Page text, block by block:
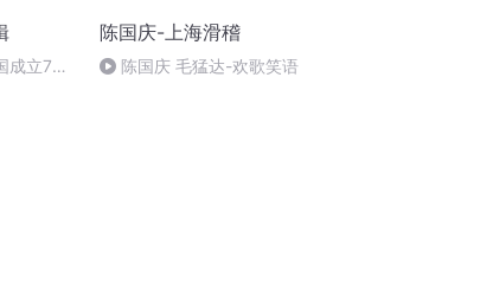
成立73
陈国庆-上海滑稽
陈国庆 毛猛达-欢歌笑语